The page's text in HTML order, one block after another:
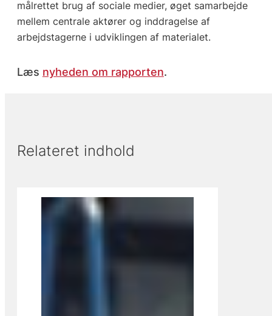
målrettet brug af sociale medier, øget samarbejde
mellem centrale aktører og inddragelse af
arbejdstagerne i udviklingen af materialet.
Læs nyheden om rapporten.
Relateret indhold